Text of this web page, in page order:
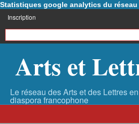
Statistiques google analytics du
Inscription
Arts et